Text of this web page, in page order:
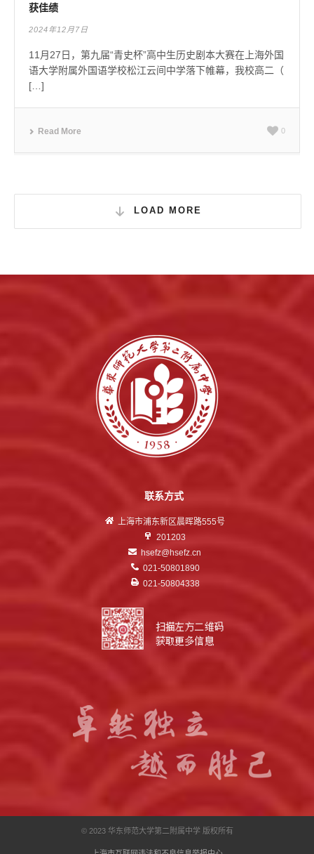
获佳绩
2024年12月7日
11月27日，第九届“青史杯”高中生历史剧本大赛在上海外国
语大学附属外国语学校松江云间中学落下帷幕，我校高二（
[…]
Read More 0
LOAD MORE
联系方式
上海市浦东新区晨晖路555号
201203
hsefz@hsefz.cn
021-50801890
021-50804338
© 2023 华东师范大学第二附属中学 版权所有